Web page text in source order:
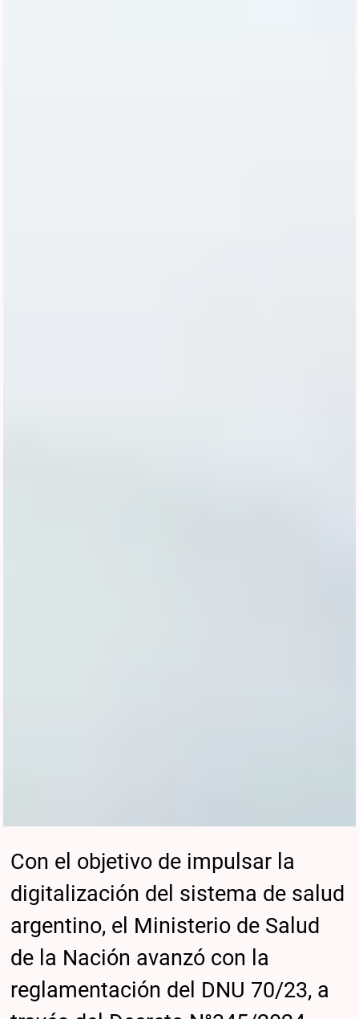
Con el objetivo de impulsar la
digitalización del sistema de salud
argentino, el Ministerio de Salud
de la Nación avanzó con la
reglamentación del DNU 70/23, a